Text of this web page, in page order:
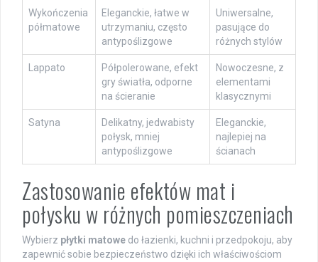
Wykończenia
półmatowe
Eleganckie, łatwe w
utrzymaniu, często
antypoślizgowe
Uniwersalne,
pasujące do
różnych stylów
Lappato
Półpolerowane, efekt
gry światła, odporne
na ścieranie
Nowoczesne, z
elementami
klasycznymi
Satyna
Delikatny, jedwabisty
połysk, mniej
antypoślizgowe
Eleganckie,
najlepiej na
ścianach
Zastosowanie efektów mat i
połysku w różnych pomieszczeniach
Wybierz płytki matowe do łazienki, kuchni i przedpokoju, aby
zapewnić sobie bezpieczeństwo dzięki ich właściwościom